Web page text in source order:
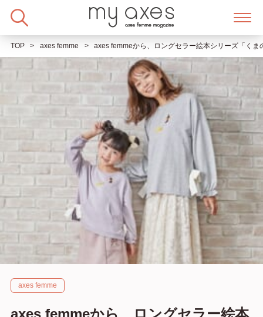
TOP axes femme axes femmeから、ロングセラー絵本シリーズ「く
axes femme
axes femmeから、ロングセラー絵本